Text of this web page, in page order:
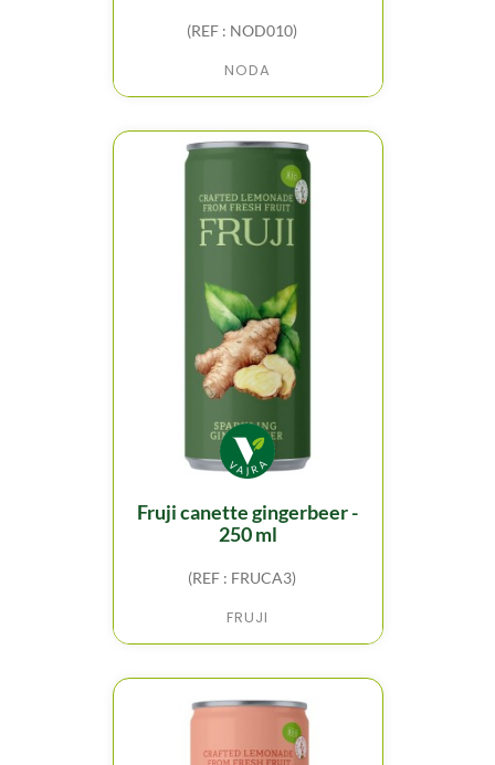
(REF : NOD010)
NODA
fruji canette gingerbeer -
250 ml
(REF : FRUCA3)
FRUJI